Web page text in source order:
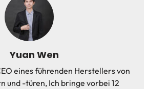
Yuan Wen
eines führenden Herstellers von
und -türen, Ich bringe vorbei 12